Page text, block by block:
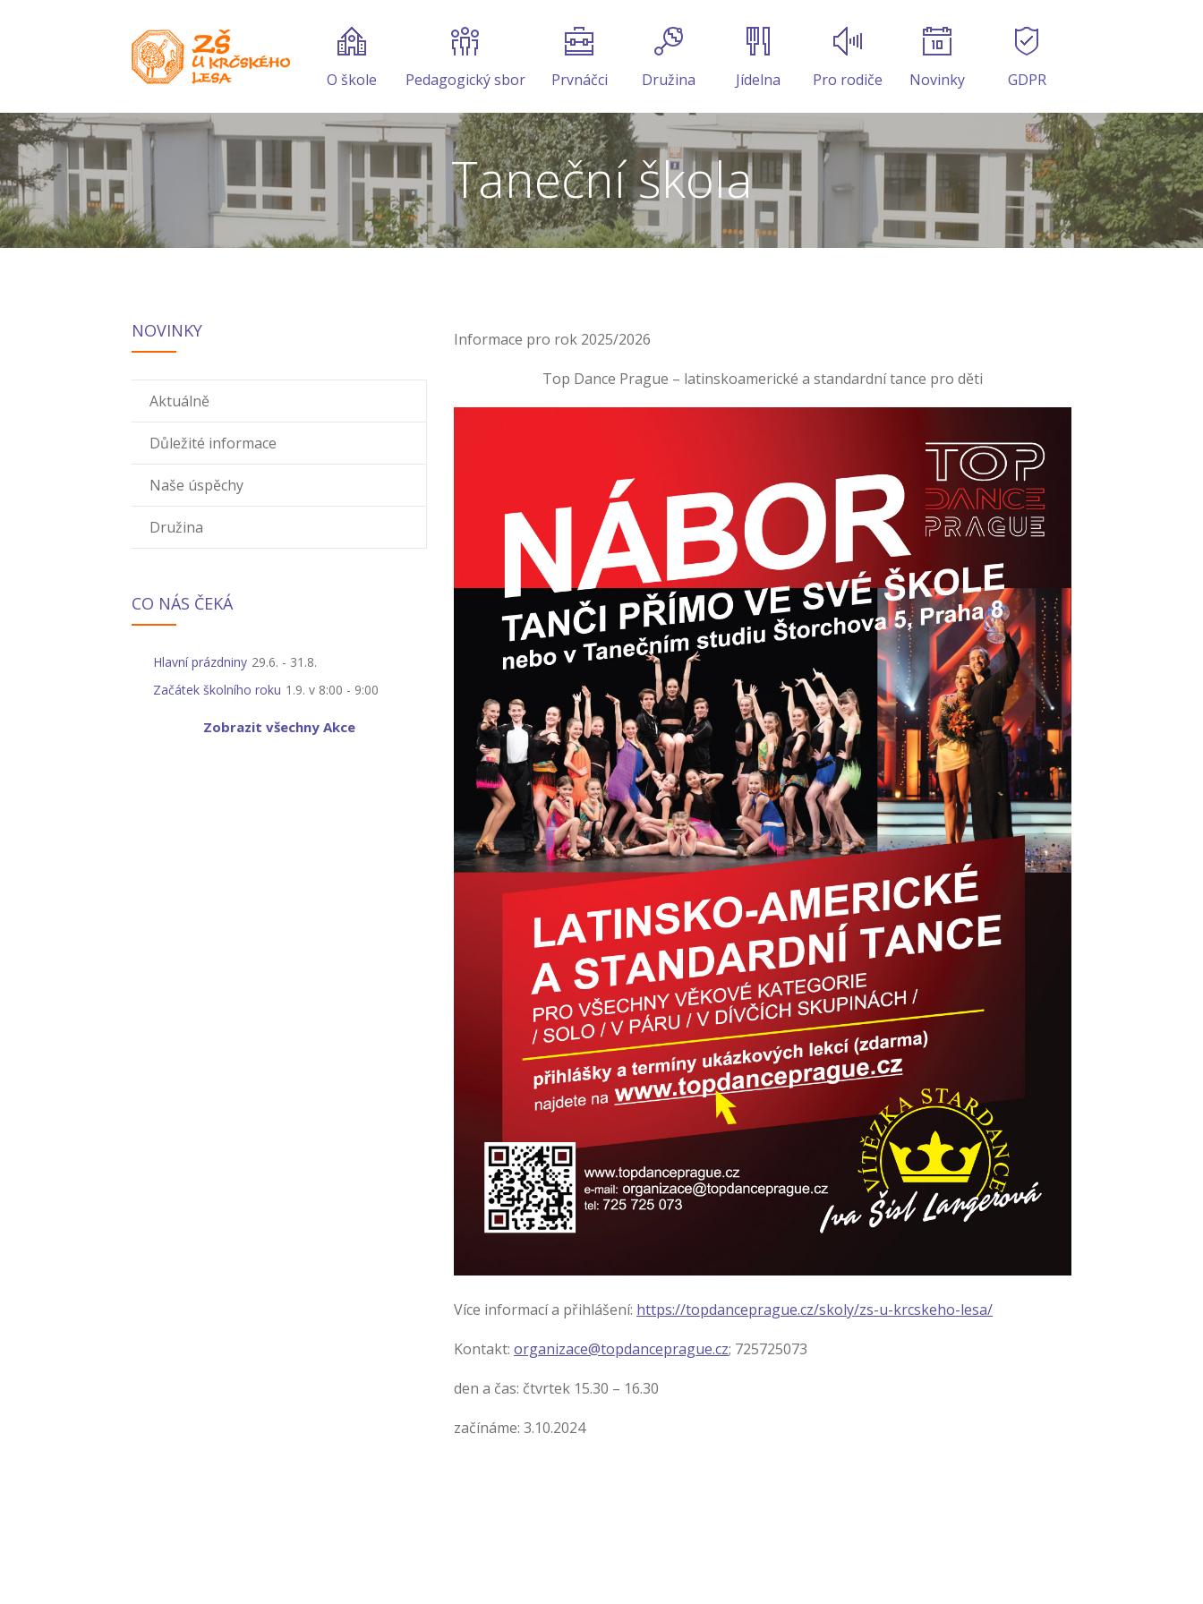
O škole Pedagogický sbor Prvnáčci Družina Jídelna Pro rodiče Novinky GDPR
Taneční škola
Informace pro rok 2025/2026
Top Dance Prague – latinskoamerické a standardní tance pro děti
Více informací a přihlášení: https://topdanceprague.cz/skoly/zs-u-krcskeho-lesa/
Kontakt: organizace@topdanceprague.cz; 725725073
den a čas: čtvrtek 15.30 – 16.30
začínáme: 3.10.2024
NOVINKY
Aktuálně
Důležité informace
Naše úspěchy
Družina
CO NÁS ČEKÁ
Hlavní prázdniny 29.6. - 31.8.
Začátek školního roku 1.9. v 8:00 - 9:00
Zobrazit všechny Akce